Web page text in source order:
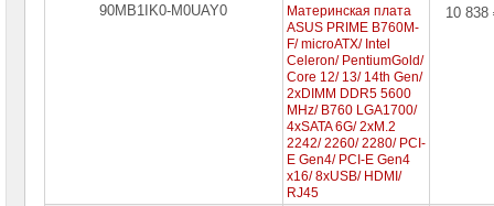
90MB1IK0-M0UAY0
Материнская плата
ASUS PRIME B760M-
F/ microATX/ Intel
Celeron/ PentiumGold/
Core 12/ 13/ 14th Gen/
2xDIMM DDR5 5600
MHz/ B760 LGA1700/
4xSATA 6G/ 2xM.2
2242/ 2260/ 2280/ PCI-
E Gen4/ PCI-E Gen4
x16/ 8xUSB/ HDMI/
RJ45
10